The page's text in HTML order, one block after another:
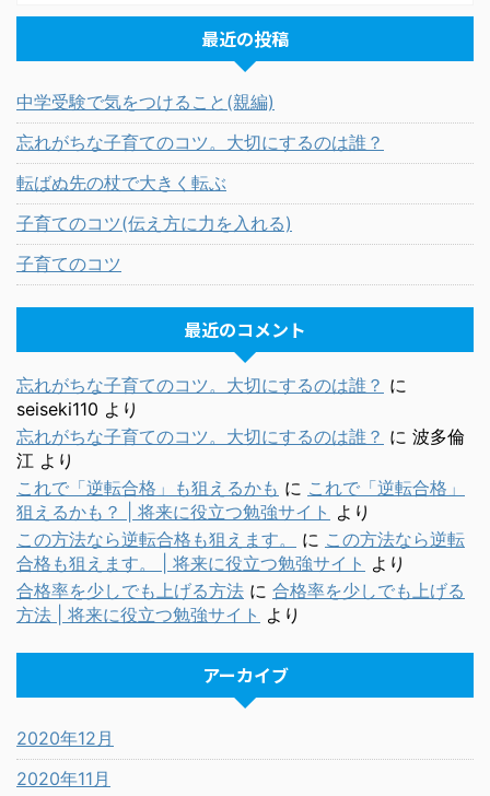
最近の投稿
中学受験で気をつけること(親編)
忘れがちな子育てのコツ。大切にするのは誰？
転ばぬ先の杖で大きく転ぶ
子育てのコツ(伝え方に力を入れる)
子育てのコツ
最近のコメント
忘れがちな子育てのコツ。大切にするのは誰？ に
seiseki110 より
忘れがちな子育てのコツ。大切にするのは誰？ に 波多倫
江 より
これで「逆転合格」も狙えるかも に これで「逆転合格」
狙えるかも？ | 将来に役立つ勉強サイト より
この方法なら逆転合格も狙えます。
に この方法なら逆転
合格も狙えます。 | 将来に役立つ勉強サイト より
合格率を少しでも上げる方法 に 合格率を少しでも上げる
方法 | 将来に役立つ勉強サイト より
アーカイブ
2020年12月
2020年11月